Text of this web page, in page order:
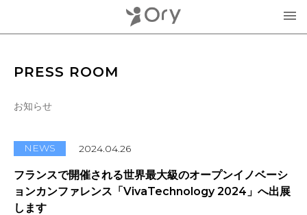
分身ロボットOriHime
意思伝達装置
OriHimeを活用したイベント企画
オリィ研究所について
PRESS ROOM
お知らせ
NEWS 2024.04.26
フランスで開催される世界最大級のオープンイノベーシ
ョンカンファレンス「VivaTechnology 2024」へ出展
します